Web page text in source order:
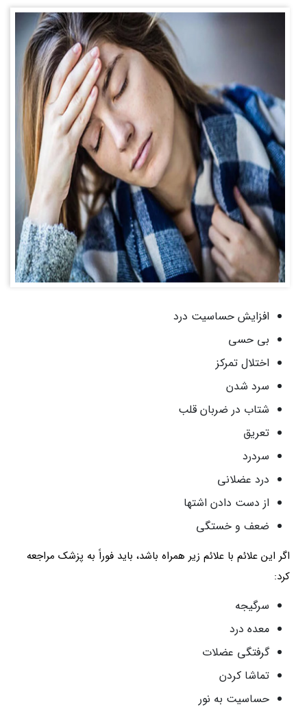
افزایش حساسیت درد
بی حسی
اختلال تمرکز
سرد شدن
شتاب در ضربان قلب
تعریق
سردرد
درد عضلانی
از دست دادن اشتها
ضعف و خستگی
اگر این علائم با علائم زیر همراه باشد، باید فوراً به پزشک مراجعه
کرد:
سرگیجه
معده درد
گرفتگی عضلات
تماشا کردن
حساسیت به نور